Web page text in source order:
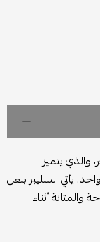
والذي يتميز
يأتي السليبر بنعل
والمتانة أثناء